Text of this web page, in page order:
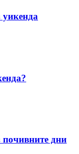
уикенда
почивните дни